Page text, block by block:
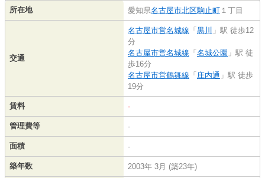
所在地 愛知県名古屋市北区駒止町 １丁目
交通
名古屋市営名城線 「 黒川 」駅 徒歩12
分
名古屋市営名城線 「 名城公園 」駅 徒
歩16分
名古屋市営鶴舞線 「 庄内通 」駅 徒歩
19分
賃料 -
管理費等 -
面積 -
築年数 2003年 3月 (築23年)